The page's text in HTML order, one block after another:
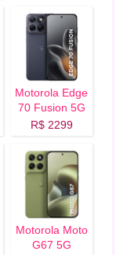
Motorola Edge
70 Fusion 5G
R$ 2299
Motorola Moto
G67 5G